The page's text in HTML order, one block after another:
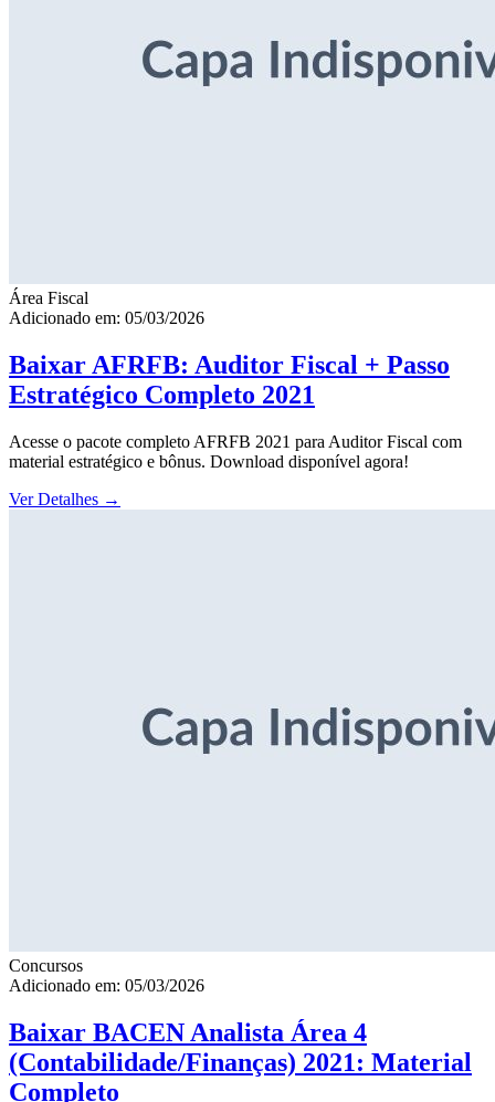
Área Fiscal
Adicionado em: 05/03/2026
Baixar AFRFB: Auditor Fiscal + Passo
Estratégico Completo 2021
Acesse o pacote completo AFRFB 2021 para Auditor Fiscal com
material estratégico e bônus. Download disponível agora!
Ver Detalhes →
Concursos
Adicionado em: 05/03/2026
Baixar BACEN Analista Área 4
(Contabilidade/Finanças) 2021: Material
Completo